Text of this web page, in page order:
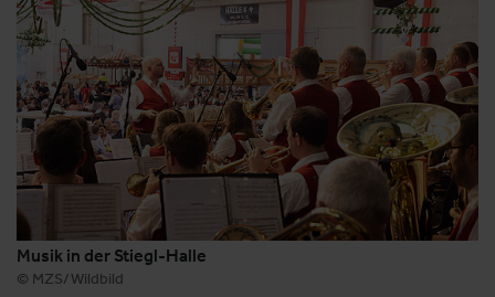
Musik in der Stiegl-Halle
© MZS/Wildbild